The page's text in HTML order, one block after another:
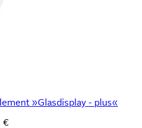
»Glasdisplay - plus«
€